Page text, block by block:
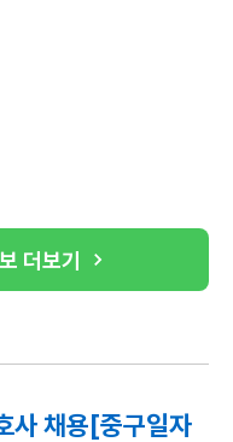
더보기
사 채용[중구일자